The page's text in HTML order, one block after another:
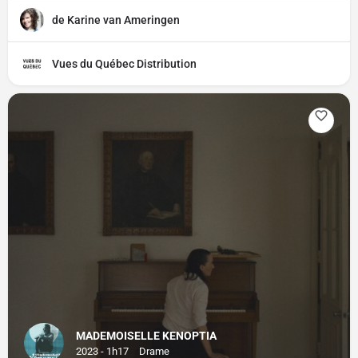
de Karine van Ameringen
Vues du Québec Distribution
MADEMOISELLE KENOPTIA
2023 - 1h17 Drame